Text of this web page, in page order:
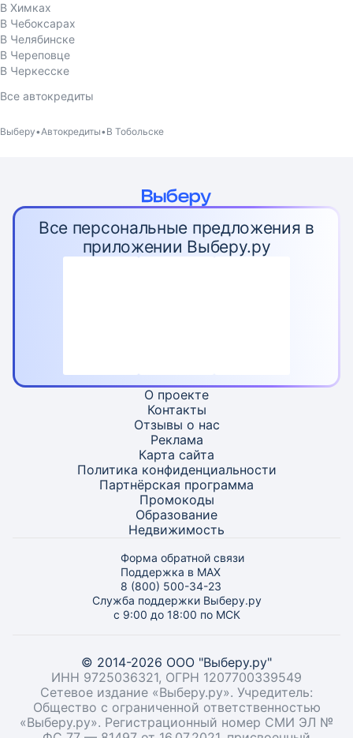
В Химках
В Чебоксарах
В Челябинске
В Череповце
В Черкесске
Все автокредиты
Выберу Автокредиты В Тобольске
Все персональные предложения в
приложении Выберу.ру
О проекте
Контакты
Отзывы о нас
Реклама
Карта сайта
Политика конфиденциальности
Партнёрская программа
Промокоды
Образование
Недвижимость
Форма обратной связи
Поддержка в MAX
8 (800) 500-34-23
Служба поддержки Выберу.ру
с 9:00 до 18:00 по МСК
© 2014-2026 ООО "Выберу.ру"
ИНН 9725036321, ОГРН 1207700339549
Сетевое издание «Выберу.ру». Учредитель:
Общество с ограниченной ответственностью
«Выберу.ру». Регистрационный номер СМИ ЭЛ №